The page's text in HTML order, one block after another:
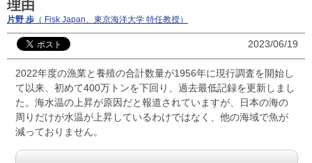
理由
片野 歩 （ Fisk Japan、東京海洋大学 特任教授）
2023/06/19
2022年度の漁業と養殖の合計数量が1956年に現行調査を開始し
て以来、初めて400万トンを下回り、過去最低記録を更新しまし
た。海水温の上昇が原因だと報道されていますが、日本の海の
周りだけが水温が上昇しているわけではなく、他の海域で魚が
減っておりません。